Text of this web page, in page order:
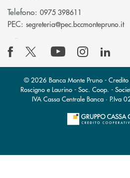
Telefono: 0975 398611
PEC: segreteria@pec.bccmontepruno.it
© 2026 Banca Monte Pruno - Credito
Roscigno e Laurino - Soc. Coop. -
IVA Cassa Centrale Banca · P.Iva